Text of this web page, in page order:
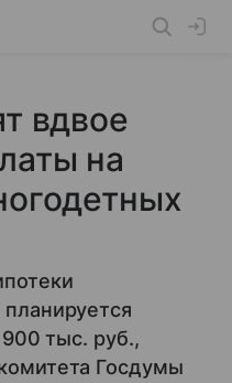
вдвое
на
тыс. руб.,
Госдумы